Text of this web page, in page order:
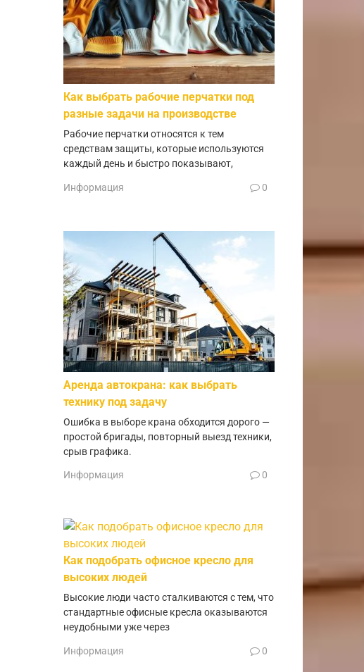
Как выбрать рабочие перчатки под
разные задачи на производстве
Рабочие перчатки относятся к тем
средствам защиты, которые используются
каждый день и быстро показывают,
Информация 0
Аренда автокрана: как выбрать
технику под задачу
Ошибка в выборе крана обходится дорого —
простой бригады, повторный выезд техники,
срыв графика.
Информация 0
Как подобрать офисное кресло для
высоких людей
Высокие люди часто сталкиваются с тем, что
стандартные офисные кресла оказываются
неудобными уже через
Информация 0